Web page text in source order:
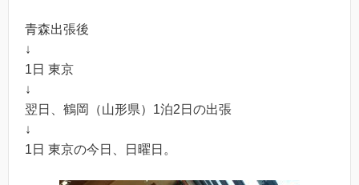
青森出張後
↓
1日 東京
↓
翌日、鶴岡（山形県）1泊2日の出張
↓
1日 東京の今日、日曜日。